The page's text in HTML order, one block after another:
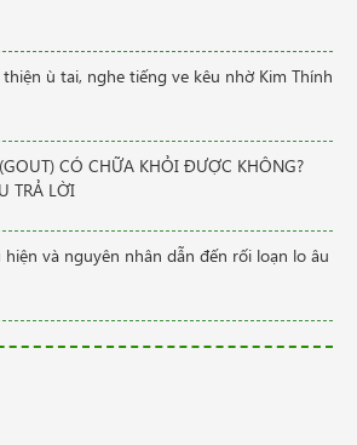
thiện ù tai, nghe tiếng ve kêu nhờ Kim Thính
CÓ CHỮA KHỎI ĐƯỢC KHÔNG?
TRẢ LỜI
hiện và nguyên nhân dẫn đến rối loạn lo âu